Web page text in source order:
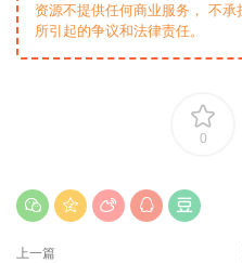
资源不提供任何商业服务， 不
所引起的争议和法律责任。
0
上一篇